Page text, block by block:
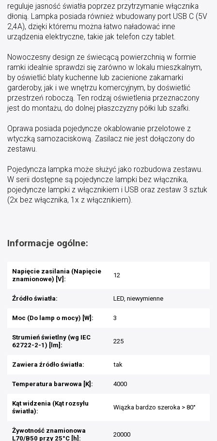
reguluje jasność światła poprzez przytrzymanie włącznika
dłonią. Lampka posiada również wbudowany port USB C (5V
2,4A), dzięki któremu można łatwo naładować inne
urządzenia elektryczne, takie jak telefon czy tablet.
Nowoczesny design ze świecącą powierzchnią w formie
ramki idealnie sprawdzi się zarówno w lokalu mieszkalnym,
by oświetlić blaty kuchenne lub zacienione zakamarki
garderoby, jak i we wnętrzu komercyjnym, by doświetlić
przestrzeń roboczą. Ten rodzaj oświetlenia przeznaczony
jest do montażu, do dolnej płaszczyzny półki lub szafki.
Oprawa posiada pojedyncze okablowanie przelotowe z
wtyczką samozaciskową. Zasilacz nie jest dołączony do
zestawu.
Pojedyncza lampka może służyć jako rozbudowa zestawu.
W serii dostępne są pojedyncze lampki bez włącznika,
pojedyncze lampki z włącznikiem i USB oraz zestaw 3 sztuk
(2x bez włącznika, 1x z włącznikiem).
Informacje ogólne:
Napięcie zasilania (Napięcie
znamionowe) [V]:
12
Źródło światła: LED, niewymienne
Moc (Do lamp o mocy) [W]: 3
Strumień świetlny (wg IEC
62722-2-1) [lm]:
225
Zawiera źródło światła: tak
Temperatura barwowa [K]: 4000
Kąt widzenia (Kąt rozsyłu
światła):
Wiązka bardzo szeroka > 80°
Żywotność znamionowa
L70/B50 przy 25°C [h]:
20000